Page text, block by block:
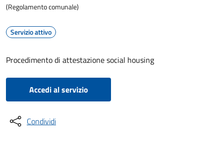
(Regolamento comunale)
Servizio attivo
Procedimento di attestazione social housing
Accedi al servizio
Condividi